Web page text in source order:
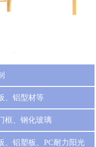
、铝型材等
框、钢化玻璃
、铝塑板、PC耐力阳光